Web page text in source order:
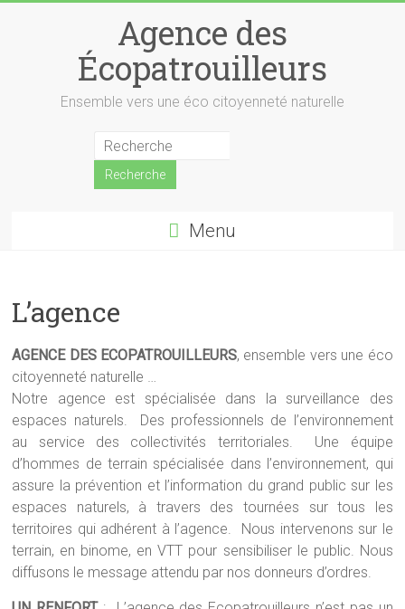
Agence des
Écopatrouilleurs
Ensemble vers une éco citoyenneté naturelle
Menu
L’agence
AGENCE DES ECOPATROUILLEURS, ensemble vers une éco
citoyenneté naturelle …
Notre agence est spécialisée dans la surveillance des
espaces naturels. Des professionnels de l’environnement
au service des collectivités territoriales. Une équipe
d’hommes de terrain spécialisée dans l’environnement, qui
assure la prévention et l’information du grand public sur les
espaces naturels, à travers des tournées sur tous les
territoires qui adhérent à l’agence. Nous intervenons sur le
terrain, en binome, en VTT pour sensibiliser le public. Nous
diffusons le message attendu par nos donneurs d’ordres.